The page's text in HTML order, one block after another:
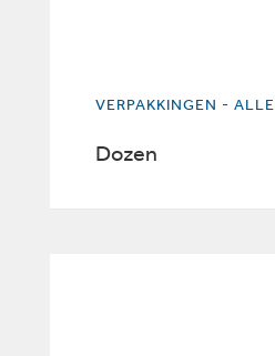
VERPAKKINGEN - ALLE
Dozen